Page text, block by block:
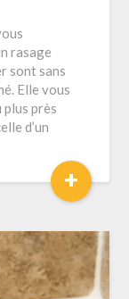
rasage
sont sans
Elle vous
près
d’un
+